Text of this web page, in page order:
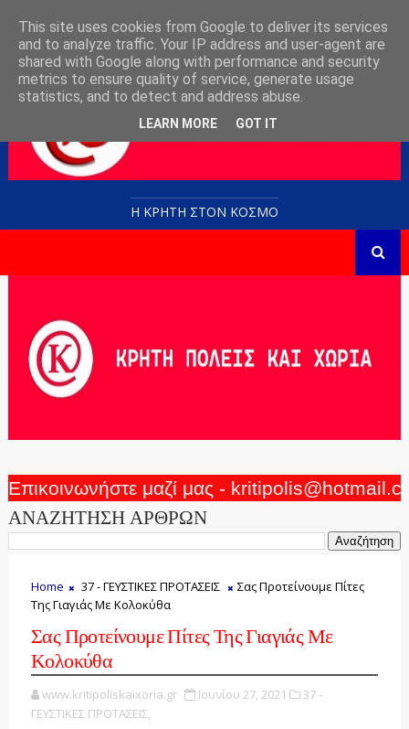
Η ΚΡΗΤΗ ΣΤΟN KOΣΜΟ
Επικοινωνήστε μαζί μας -
ΑΝΑΖΗΤΗΣΗ ΑΡΘΡΩΝ
Home 37 - ΓΕΥΣΤΙΚΕΣ ΠΡΟΤΑΣΕΙΣ
Σας Προτείνουμε Πίτες
Της Γιαγιάς Με Κολοκύθα
Σας Προτείνουμε Πίτες Της Γιαγιάς Με
Κολοκύθα
www.kritipoliskaixoria.gr Ιουνίου 27, 2021
37 -
ΓΕΥΣΤΙΚΕΣ ΠΡΟΤΑΣΕΙΣ,
This site uses cookies from Google to deliver its services
and to analyze traffic. Your IP address and user-agent are
shared with Google along with performance and security
metrics to ensure quality of service, generate usage
statistics, and to detect and address abuse.
LEARN MORE GOT IT